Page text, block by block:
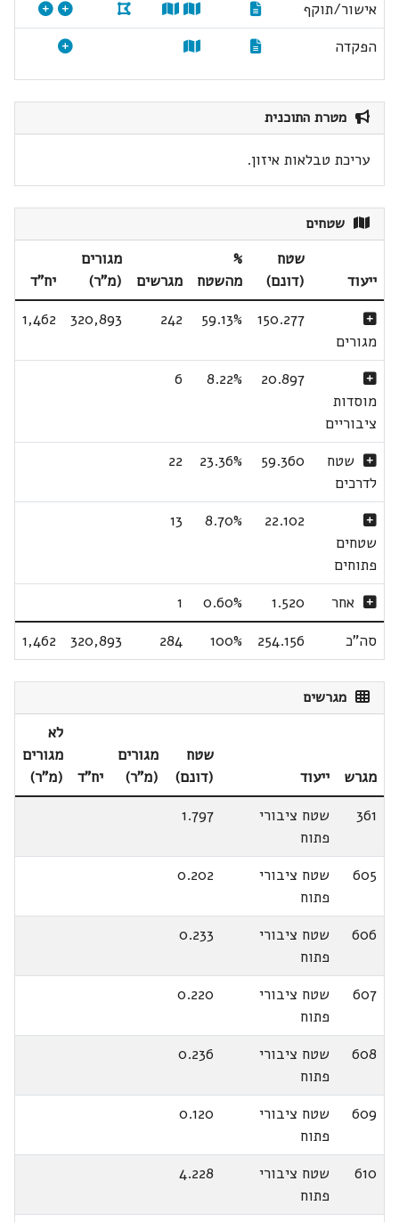
אישור/תוקף
הפקדה
מטרת התוכנית
עריכת טבלאות איזון.
שטחים
ייעוד
שטח
(דונם)
%
מהשטח
מגרשים
מגורים
(מ"ר)
יח"ד
מגורים
150.277
59.13%
242
320,893
1,462
מוסדות
ציבוריים
20.897
8.22%
6
שטח
לדרכים
59.360
23.36%
22
שטחים
פתוחים
22.102
8.70%
13
אחר 1.520
0.60%
1
סה"כ
254.156
100%
284
320,893
1,462
מגרשים
מגרש ייעוד
שטח
(דונם)
מגורים
(מ"ר)
יח"ד
לא
מגורים
(מ"ר)
361
שטח ציבורי
פתוח
1.797
605
שטח ציבורי
פתוח
0.202
606
שטח ציבורי
פתוח
0.233
607
שטח ציבורי
פתוח
0.220
608
שטח ציבורי
פתוח
0.236
609
שטח ציבורי
פתוח
0.120
610
שטח ציבורי
פתוח
4.228